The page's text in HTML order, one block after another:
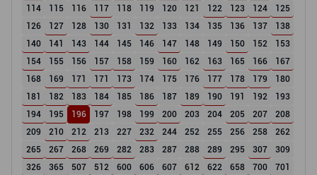
114
115 116 117 118 119 120 121 122 123 124
125
126
127 128 130 131 132 133 134 135 136 137
138
140
141 143 144 145 146 147 148 149 150 152
153
154
155 156 157 158 159 160 162 163 165 166
167
168
169 171 171 173 174 175 176 177 178 179
180
181
182 183 184 185 186 187 189 190 191 192
193
194
195 196 197 198 199 200 203 204 205 207
208
209
210 212 213 227 232 244 252 255 256 258
262
265
267 268 269 282 283 287 288 289 295 307
309
326
365 507 512 600 606 607 612 622 658 700
701